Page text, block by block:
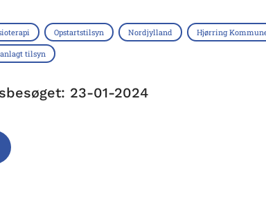
Opstartstilsyn Nordjylland Hjørring
tilsyn
23-01-2024